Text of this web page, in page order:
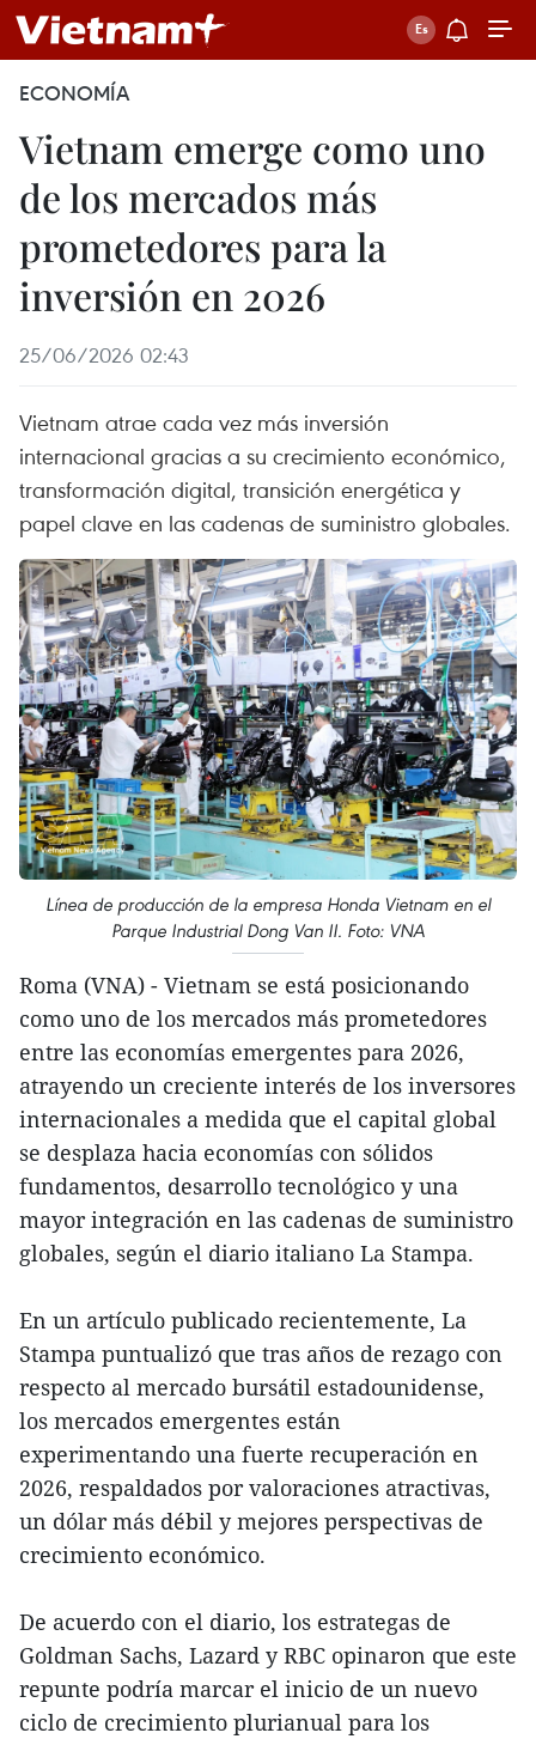
ECONOMÍA
Vietnam emerge como uno
de los mercados más
prometedores para la
inversión en 2026
25/06/2026 02:43
Vietnam atrae cada vez más inversión
internacional gracias a su crecimiento económico,
transformación digital, transición energética y
papel clave en las cadenas de suministro globales.
Línea de producción de la empresa Honda Vietnam en el
Parque Industrial Dong Van II. Foto: VNA
Roma (VNA) - Vietnam se está posicionando
como uno de los mercados más prometedores
entre las economías emergentes para 2026,
atrayendo un creciente interés de los inversores
internacionales a medida que el capital global
se desplaza hacia economías con sólidos
fundamentos, desarrollo tecnológico y una
mayor integración en las cadenas de suministro
globales, según el diario italiano La Stampa.
En un artículo publicado recientemente, La
Stampa puntualizó que tras años de rezago con
respecto al mercado bursátil estadounidense,
los mercados emergentes están
experimentando una fuerte recuperación en
2026, respaldados por valoraciones atractivas,
un dólar más débil y mejores perspectivas de
crecimiento económico.
De acuerdo con el diario, los estrategas de
Goldman Sachs, Lazard y RBC opinaron que este
repunte podría marcar el inicio de un nuevo
ciclo de crecimiento plurianual para los